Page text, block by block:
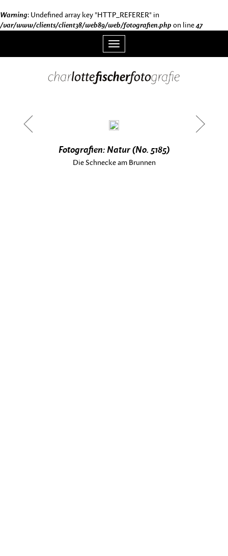
Warning: Undefined array key "HTTP_REFERER" in
/var/www/clients/client38/web89/web/fotografien.php on line47
Toggle
Fotografien: Natur (No. 5185)
Die Schnecke am Brunnen